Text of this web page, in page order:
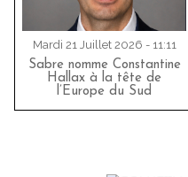
Mardi 21 Juillet 2026 - 11:11
Sabre nomme Constantine
Hallax à la tête de
l’Europe du Sud